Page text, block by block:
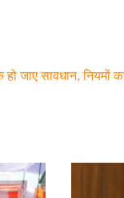
हो जाए सावधान, नियमों